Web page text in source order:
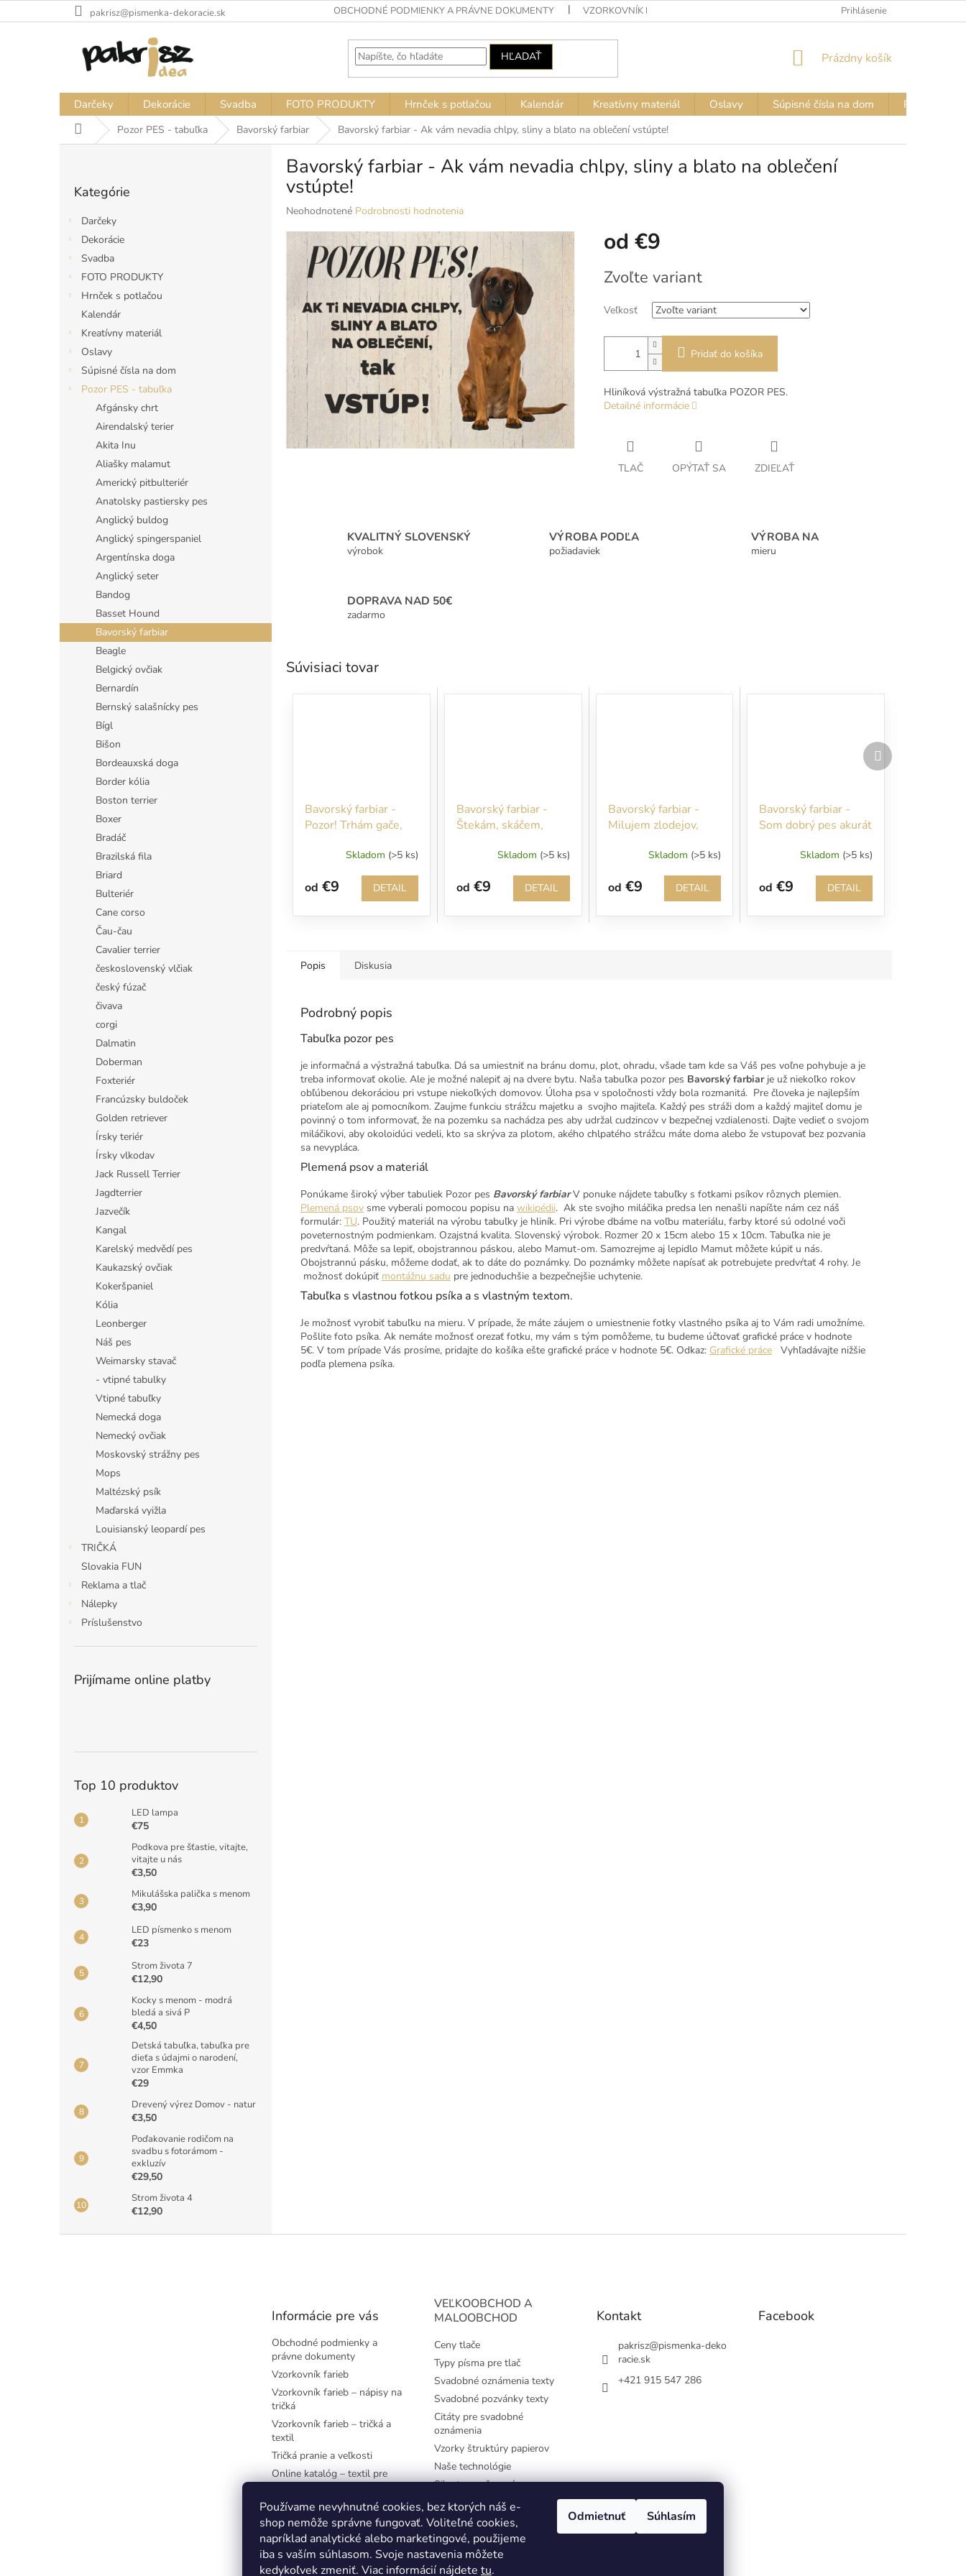
Používame nevyhnutné cookies, bez ktorých náš e-
shop nemôže správne fungovať. Voliteľné cookies,
napríklad analytické alebo marketingové, použijeme
iba s vaším súhlasom. Svoje nastavenia môžete
kedykoľvek zmeniť. Viac informácií nájdete tu.
Odmietnuť Súhlasím
na
pakrisz@pismenka-dekoracie.sk OBCHODNÉ PODMIENKY A PRÁVNE DOKUMENTY VZORKOVNÍK FARIEB VZORKOVNÍK FARIEB – NÁPISY NA TRIČKÁ
Prihlásenie
HĽADAŤ
NÁKUPNÝ
Prázdny košík
Darčeky Dekorácie Svadba FOTO PRODUKTY Hrnček s potlačou Kalendár Kreatívny materiál Oslavy Súpisné čísla na dom Pozor PES -
DomovPozor PES - tabuľka Bavorský farbiar Bavorský farbiar - Ak vám nevadia chlpy, sliny a blato na oblečení vstúpte!
kategórie
Kategórie
Darčeky
Dekorácie
Svadba
FOTO PRODUKTY
Hrnček s potlačou
Kalendár
Kreatívny materiál
Oslavy
Súpisné čísla na dom
Pozor PES - tabuľka
Afgánsky chrt
Airendalský terier
Akita Inu
Aliašky malamut
Americký pitbulteriér
Anatolsky pastiersky pes
Anglický buldog
Anglický spingerspaniel
Argentínska doga
Anglický seter
Bandog
Basset Hound
Bavorský farbiar
Beagle
Belgický ovčiak
Bernardín
Bernský salašnícky pes
Bígl
Bišon
Bordeauxská doga
Border kólia
Boston terrier
Boxer
Bradáč
Brazilská fila
Briard
Bulteriér
Cane corso
Čau-čau
Cavalier terrier
československý vlčiak
český fúzač
čivava
corgi
Dalmatin
Doberman
Foxteriér
Francúzsky buldoček
Golden retriever
Írsky teriér
Írsky vlkodav
Jack Russell Terrier
Jagdterrier
Jazvečík
Kangal
Karelský medvědí pes
Kaukazský ovčiak
Kokeršpaniel
Kólia
Leonberger
Náš pes
Weimarsky stavač
- vtipné tabulky
Vtipné tabuľky
Nemecká doga
Nemecký ovčiak
Moskovský strážny pes
Mops
Maltézský psík
Maďarská vyižla
Louisianský leopardí pes
TRIČKÁ
Slovakia FUN
Reklama a tlač
Nálepky
Príslušenstvo
Prijímame online platby
Top 10 produktov
LED lampa
€75
Podkova pre šťastie, vitajte,
vitajte u nás
€3,50
Mikulášska palička s menom
€3,90
LED písmenko s menom
€23
Strom života 7
€12,90
Kocky s menom - modrá
bledá a sivá P
€4,50
Detská tabuľka, tabuľka pre
dieťa s údajmi o narodení,
vzor Emmka
€29
Drevený výrez Domov - natur
€3,50
Poďakovanie rodičom na
svadbu s fotorámom -
exkluzív
€29,50
Strom života 4
€12,90
Bavorský farbiar - Ak vám nevadia chlpy, sliny a blato na oblečení
vstúpte!
Priemerné
produktu
hviezdičiek.
Neohodnotené Podrobnosti hodnotenia
od €9
cena:
Zvoľte variant
Veľkosť
Pridať do košíka
Hliníková výstražná tabuľka POZOR PES.
Detailné informácie
TLAČ OPÝTAŤ SA ZDIEĽAŤ
KVALITNÝ SLOVENSKÝ
výrobok
VÝROBA PODĽA
požiadaviek
VÝROBA NA
mieru
DOPRAVA NAD 50€
zadarmo
Súvisiaci tovar
Bavorský farbiar -
Pozor! Trhám gače,
Skladom (>5 ks)
od €9 DETAIL
Bavorský farbiar -
Štekám, skáčem,
nich ani nevstupujte!!!
Skladom (>5 ks)
od €9 DETAIL
Bavorský farbiar -
Milujem zlodejov,
Skladom (>5 ks)
od €9 DETAIL
Bavorský farbiar -
Som dobrý pes akurát
Skladom (>5 ks)
od €9 DETAIL
Ďalší
produkt
Popis Diskusia
Podrobný popis
Tabuľka pozor pes
je informačná a výstražná tabuľka. Dá sa umiestniť na bránu domu, plot, ohradu, všade tam kde sa Váš pes voľne pohybuje a je
treba informovať okolie. Ale je možné nalepiť aj na dvere bytu. Naša tabuľka pozor pes Bavorský farbiar je už niekoľko rokov
obľúbenou dekoráciou pri vstupe niekoľkých domovov. Úloha psa v spoločnosti vždy bola rozmanitá. Pre človeka je najlepším
priateľom ale aj pomocníkom. Zaujme funkciu strážcu majetku a svojho majiteľa. Každý pes stráži dom a každý majiteľ domu je
povinný o tom informovať, že na pozemku sa nachádza pes aby udržal cudzincov v bezpečnej vzdialenosti. Dajte vedieť o svojom
miláčikovi, aby okoloidúci vedeli, kto sa skrýva za plotom, akého chlpatého strážcu máte doma alebo že vstupovať bez pozvania
sa nevypláca.
Plemená psov a materiál
Ponúkame široký výber tabuliek Pozor pes Bavorský farbiar V ponuke nájdete tabuľky s fotkami psíkov rôznych plemien.
Plemená psov sme vyberali pomocou popisu na wikipédii. Ak ste svojho miláčika predsa len nenašli napíšte nám cez náš
formulár: TU. Použitý materiál na výrobu tabuľky je hliník. Pri výrobe dbáme na voľbu materiálu, farby ktoré sú odolné voči
poveternostným podmienkam. Ozajstná kvalita. Slovenský výrobok. Rozmer 20 x 15cm alebo 15 x 10cm. Tabuľka nie je
predvŕtaná. Môže sa lepiť, obojstrannou páskou, alebo Mamut-om. Samozrejme aj lepidlo Mamut môžete kúpiť u nás.
Obojstrannú pásku, môžeme dodať, ak to dáte do poznámky. Do poznámky môžete napísať ak potrebujete predvŕtať 4 rohy. Je
možnosť dokúpiť montážnu sadu pre jednoduchšie a bezpečnejšie uchytenie.
Tabuľka s vlastnou fotkou psíka a s vlastným textom.
Je možnosť vyrobiť tabuľku na mieru. V prípade, že máte záujem o umiestnenie fotky vlastného psíka aj to Vám radi umožníme.
Pošlite foto psíka. Ak nemáte možnosť orezať fotku, my vám s tým pomôžeme, tu budeme účtovať grafické práce v hodnote
5€. V tom prípade Vás prosíme, pridajte do košíka ešte grafické práce v hodnote 5€. Odkaz: Grafické práce Vyhľadávajte nižšie
podľa plemena psíka.
Informácie pre vás
Obchodné podmienky a
právne dokumenty
Vzorkovník farieb
Vzorkovník farieb – nápisy na
tričká
Vzorkovník farieb – tričká a
textil
Tričká pranie a veľkosti
Online katalóg – textil pre
Najčastejšie používané
písmená
Farby-CMYK
Farby-RGB
VEĽKOOBCHOD A
MALOOBCHOD
Ceny tlače
Typy písma pre tlač
Svadobné oznámenia texty
Svadobné pozvánky texty
Citáty pre svadobné
oznámenia
Vzorky štruktúry papierov
Naše technológie
Siluety pre časovú os
Kontakt
pakrisz@pismenka-deko
racie.sk
+421 915 547 286
Facebook